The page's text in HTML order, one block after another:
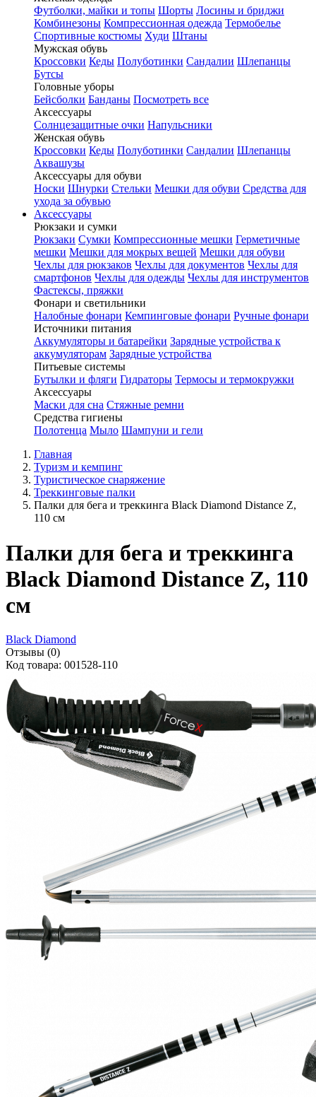
Футболки, майки и топы Шорты Лосины и бриджи
Комбинезоны Компрессионная одежда Термобелье
Спортивные костюмы Худи Штаны
Мужская обувь
Кроссовки Кеды Полуботинки Сандалии Шлепанцы
Бутсы
Головные уборы
Бейсболки Банданы Посмотреть все
Аксессуары
Солнцезащитные очки Напульсники
Женская обувь
Кроссовки Кеды Полуботинки Сандалии Шлепанцы
Аквашузы
Аксессуары для обуви
Носки Шнурки Стельки Мешки для обуви Средства для
ухода за обувью
Аксессуары
Рюкзаки и сумки
Рюкзаки Сумки Компрессионные мешки Герметичные
мешки Мешки для мокрых вещей Мешки для обуви
Чехлы для рюкзаков Чехлы для документов Чехлы для
смартфонов Чехлы для одежды Чехлы для инструментов
Фастексы, пряжки
Фонари и светильники
Налобные фонари Кемпинговые фонари Ручные фонари
Источники питания
Аккумуляторы и батарейки Зарядные устройства к
аккумуляторам Зарядные устройства
Питьевые системы
Бутылки и фляги Гидраторы Термосы и термокружки
Аксессуары
Маски для сна Стяжные ремни
Средства гигиены
Полотенца Мыло Шампуни и гели
Главная
Туризм и кемпинг
Туристическое снаряжение
Треккинговые палки
Палки для бега и треккинга Black Diamond Distance Z,
110 см
Палки для бега и треккинга
Black Diamond Distance Z, 110
см
Black Diamond
Отзывы (0)
Код товара: 001528-110